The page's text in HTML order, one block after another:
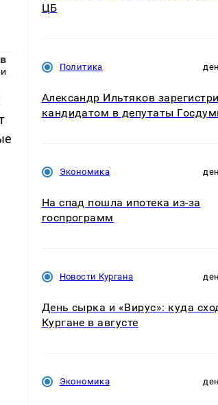
ЦБ
Политика
Александр Ильтяков
кандидатом в депутаты
Экономика
На спад пошла ипотека из-за
госпрограмм
Новости Кургана
День сырка и «Вирус»: куда
Кургане в августе
Экономика